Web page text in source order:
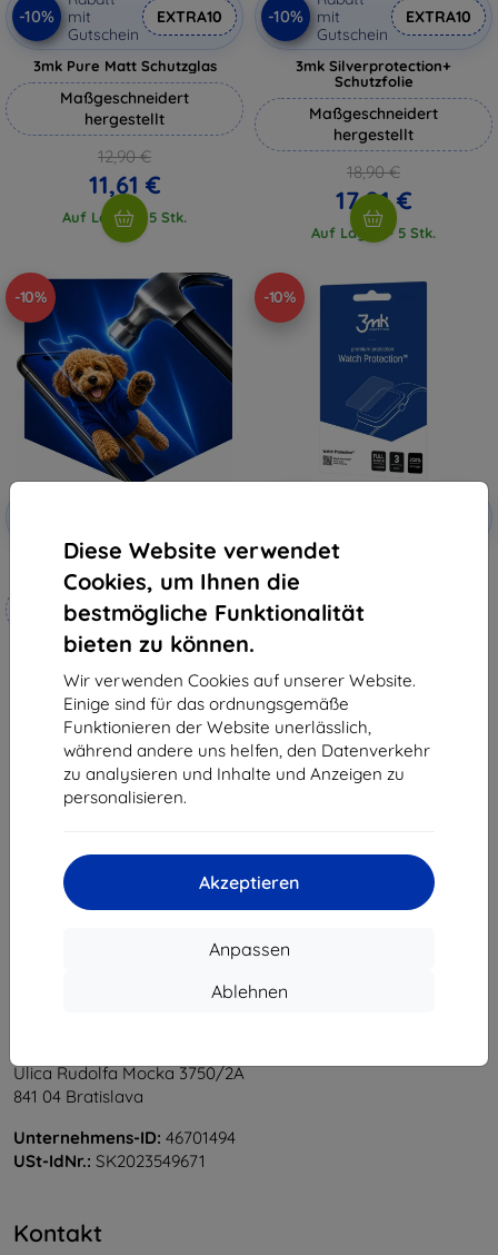
Diese Website verwendet
Cookies, um Ihnen die
bestmögliche Funktionalität
bieten zu können.
Wir verwenden Cookies auf unserer Website.
Einige sind für das ordnungsgemäße
Funktionieren der Website unerlässlich,
während andere uns helfen, den Datenverkehr
zu analysieren und Inhalte und Anzeigen zu
personalisieren.
Akzeptieren
Anpassen
Ablehnen
-10%
mit
Gutschein
EXTRA10
3mk Pure Matt Schutzglas
Maßgeschneidert
hergestellt
12,90 €
11,61 €
Auf Lager > 5 Stk.
-10%
mit
Gutschein
EXTRA10
3mk Silverprotection+
Schutzfolie
Maßgeschneidert
hergestellt
18,90 €
17,01 €
Auf Lager > 5 Stk.
-10%
3mk Hammer Schutzfolie
Maßgeschneidert
hergestellt
19,90 €
17,91 €
Auf Lager 4 Stk.
-10%
3mk Watch Protection ARC
Schutzfolie für Garett Signature
10,90 €
Auf Lager > 5 Stk.
1
Ulica Rudolfa Mocka 3750/2A
841 04 Bratislava
Unternehmens-ID: 46701494
USt-IdNr.: SK2023549671
Kontakt